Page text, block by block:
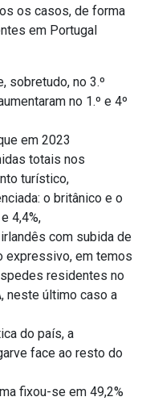
os casos, de forma
em Portugal
sobretudo, no 3.º
no 1.º e 4º
em 2023
totais nos
turístico,
o britânico e o
4,4%,
com subida de
expressivo, em temos
residentes no
neste último caso a
do país, a
face ao resto do
fixou-se em 49,2%